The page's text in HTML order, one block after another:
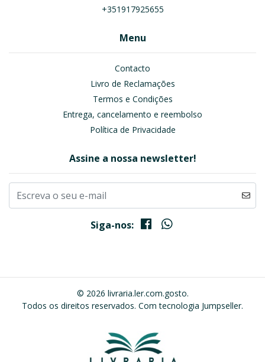
+351917925655
Menu
Contacto
Livro de Reclamações
Termos e Condições
Entrega, cancelamento e reembolso
Política de Privacidade
Assine a nossa newsletter!
Siga-nos:
© 2026 livraria.ler.com.gosto.
Todos os direitos reservados. Com tecnologia Jumpseller.